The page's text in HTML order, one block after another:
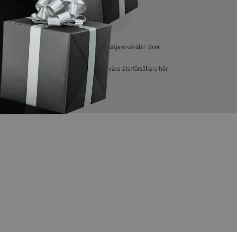
Över 50 återförsäljare världen över
Handla hos en av våra återförsäljare här